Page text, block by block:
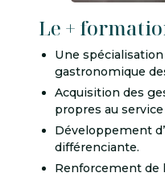
Le +
Une
gastronomique
Acquisition des
propres au
Développement
différenciante.
Renforcement de